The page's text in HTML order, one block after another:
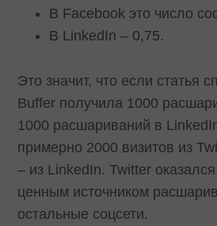
В Facebook это число
В LinkedIn – 0,75.
Это значит, что если статья
Buffer получила 1000
1000 расшариваний в
примерно 2000 визитов из
– из LinkedIn. Twitter
ценным источником
остальные соцсети.